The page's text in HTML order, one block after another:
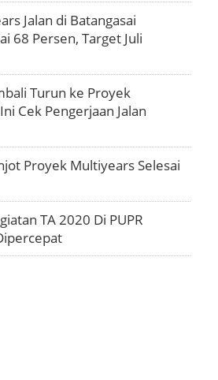
Jalan di Batangasai
68 Persen, Target Juli
Turun ke Proyek
Cek Pengerjaan Jalan
Proyek Multiyears Selesai
TA 2020 Di PUPR